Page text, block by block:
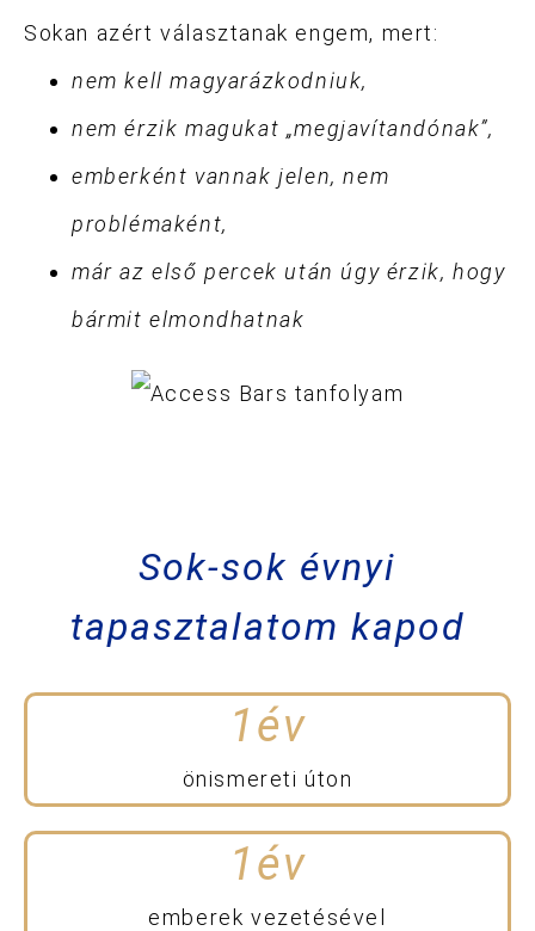
Sokan azért választanak engem, mert:
nem kell magyarázkodniuk,
nem érzik magukat „megjavítandónak”,
emberként vannak jelen, nem
problémaként,
már az első percek után úgy érzik, hogy
bármit elmondhatnak
Sok-sok évnyi
tapasztalatom kapod
önismereti úton
1év
emberek vezetésével
1év